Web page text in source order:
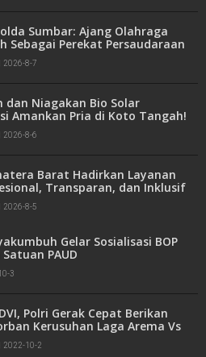
Sumbar: Ajang Olahraga
Sebagai Perekat Persaudaraan
2026-8-7
dan Niagakan Bio Solar
Amankan Pria di Koto Tangah!
Disita
2026-8-6
Barat Hadirkan Layanan
Transparan, dan Inklusif
Akses Informasi Publik
2026-8-5
Gelar Sosialisasi BOP
PAUD
3
Polri Gerak Cepat Berikan
Kerusuhan Laga Arema Vs
2022-10-2